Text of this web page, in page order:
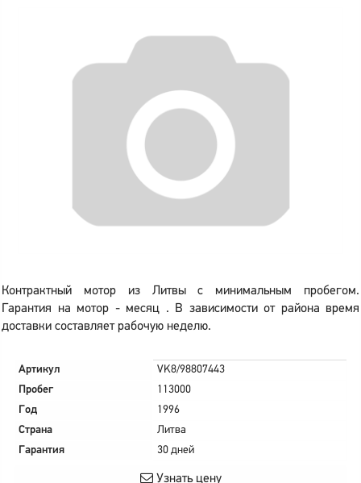
Контрактный мотор из Литвы с минимальным пробегом.
Гарантия на мотор - месяц . В зависимости от района время
доставки составляет рабочую неделю.
Артикул
VK8/98807443
Пробег
113000
Год
1996
Страна
Литва
Гарантия
30 дней
Узнать цену